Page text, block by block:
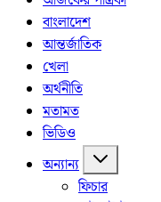
বাংলাদেশ
আন্তর্জাতিক
খেলা
অর্থনীতি
মতামত
ভিডিও
অন্যান্য
ফিচার